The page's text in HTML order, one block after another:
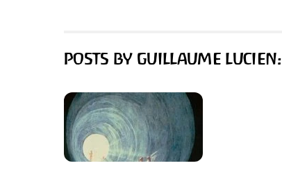
POSTS BY GUILLAUME LUCIEN: